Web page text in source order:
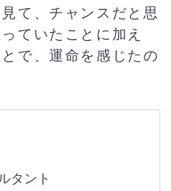
て、チャンスだと思
ていたことに加え
で、運命を感じたの
タント